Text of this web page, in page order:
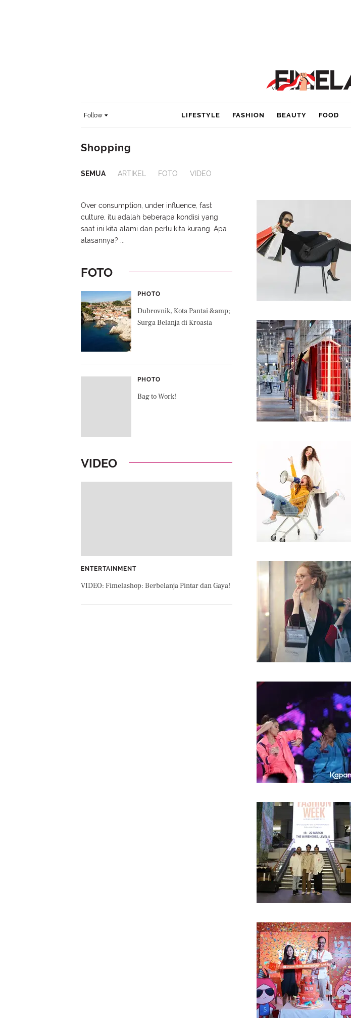
Follow LIFESTYLE FASHION BEAUTY FOOD
Shopping
SEMUA ARTIKEL FOTO VIDEO
Over consumption, under influence, fast
culture, itu adalah beberapa kondisi yang
saat ini kita alami dan perlu kita kurang. Apa
alasannya? ...
FOTO
PHOTO
Dubrovnik, Kota Pantai &amp;
Surga Belanja di Kroasia
PHOTO
Bag to Work!
VIDEO
ENTERTAINMENT
VIDEO: Fimelashop: Berbelanja Pintar dan Gaya!